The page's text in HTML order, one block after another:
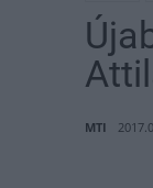
MTI